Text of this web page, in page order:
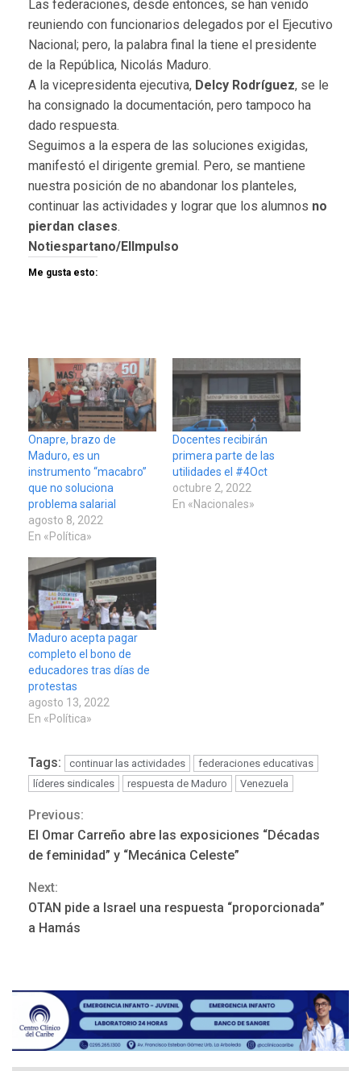
Las federaciones, desde entonces, se han venido
reuniendo con funcionarios delegados por el Ejecutivo
Nacional; pero, la palabra final la tiene el presidente
de la República, Nicolás Maduro.
A la vicepresidenta ejecutiva, Delcy Rodríguez, se le
ha consignado la documentación, pero tampoco ha
dado respuesta.
Seguimos a la espera de las soluciones exigidas,
manifestó el dirigente gremial. Pero, se mantiene
nuestra posición de no abandonar los planteles,
continuar las actividades y lograr que los alumnos no
pierdan clases.
Notiespartano/ElImpulso
Me gusta esto:
Onapre, brazo de
Maduro, es un
instrumento “macabro”
que no soluciona
problema salarial
agosto 8, 2022
En «Política»
Docentes recibirán
primera parte de las
utilidades el #4Oct
octubre 2, 2022
En «Nacionales»
Maduro acepta pagar
completo el bono de
educadores tras días de
protestas
agosto 13, 2022
En «Política»
Tags: continuar las actividades
federaciones educativas
líderes sindicales
respuesta de Maduro Venezuela
Continue
Reading
Previous:
El Omar Carreño abre las exposiciones “Décadas
de feminidad” y “Mecánica Celeste”
Next:
OTAN pide a Israel una respuesta “proporcionada”
a Hamás
NACIONALES
TITULARES
POLÍTICA
TITULARES
ÚLTIMA HORA
Libertad plena para jueza